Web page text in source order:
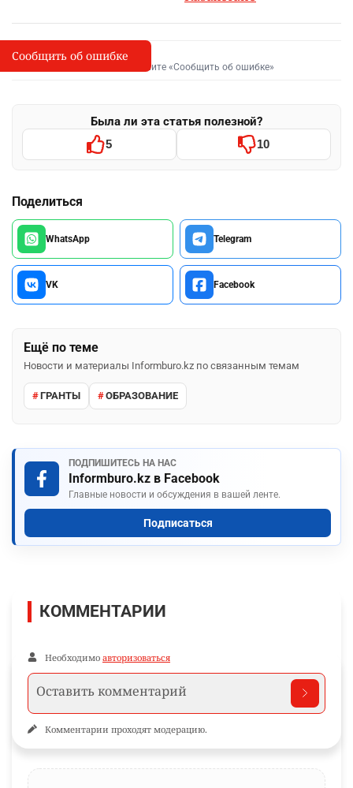
I
Сообщить об опечатке
Выделите фрагмент и нажмите «Сообщить об ошибке»
Была ли эта статья полезной?
5 10
Поделиться
WhatsApp Telegram
VK Facebook
Ещё по теме
Новости и материалы Informburo.kz по связанным темам
ГРАНТЫ ОБРАЗОВАНИЕ
ПОДПИШИТЕСЬ НА НАС
Informburo.kz в Facebook
Главные новости и обсуждения в вашей ленте.
Подписаться
Сообщить об ошибке
КОММЕНТАРИИ
Необходимо авторизоваться
Комментарии проходят модерацию.